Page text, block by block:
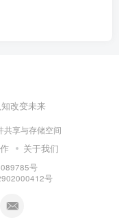
改变未来
共享与存储空间
关于我们
号
号